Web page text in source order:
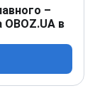
–
в